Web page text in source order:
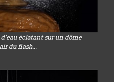
éclatant sur un dôme
du flash...